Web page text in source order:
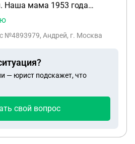
Наша мама 1953 года
получила закрытый
аппарат
Сегодня к нам приходили
УК нам предложили
чекам, и возмещение вреда
на вопрос о
сумме (300000 т,р)
№4893979, Андрей, г. Москва
— юрист подскажет, что
свой вопрос